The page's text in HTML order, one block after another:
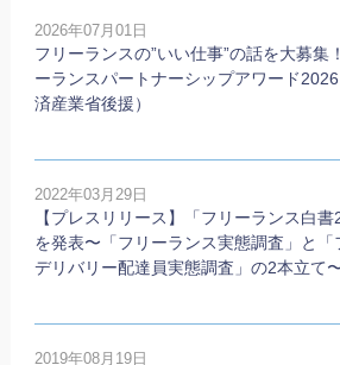
2026年07月01日
フリーランスの”いい仕事”の話を大募集
ーランスパートナーシップアワード
済産業省後援）
2022年03月29日
【プレスリリース】「フリーランス白書
を発表〜「フリーランス実態調査」と「
デリバリー配達員実態調査」の2本⽴て
2019年08月19日